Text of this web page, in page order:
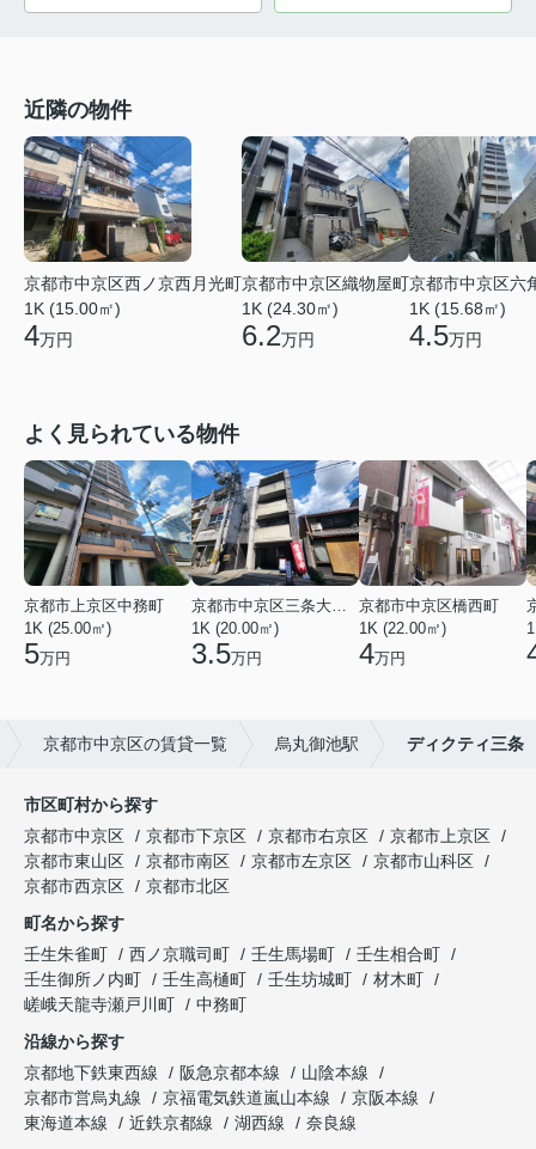
近隣の物件
京都市中京区西ノ京西月光町
1K (15.00㎡)
4万円
京都市中京区織物屋町
1K (24.30㎡)
6.2万円
京都市中京区六
1K (15.68㎡)
4.5万円
よく見られている物件
京都市上京区中務町
1K (25.00㎡)
5万円
京都市中京区三条大宮町
1K (20.00㎡)
3.5万円
京都市中京区橋西町
1K (22.00㎡)
4万円
京都市中京区の賃貸一覧 烏丸御池駅 ディクティ三条
市区町村から探す
京都市中京区
京都市下京区 京都市右京区
京都市上京区
京都市東山区
京都市南区 京都市左京区
京都市山科区
京都市西京区
京都市北区
町名から探す
壬生朱雀町
西ノ京職司町 壬生馬場町
壬生相合町
壬生御所ノ内町
壬生高樋町 壬生坊城町
材木町
嵯峨天龍寺瀬戸川町
中務町
沿線から探す
京都地下鉄東西線
阪急京都本線
山陰本線
京都市営烏丸線
京福電気鉄道嵐山本線
京阪本線
東海道本線
近鉄京都線 湖西線
奈良線